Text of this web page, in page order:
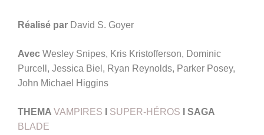
Réalisé par David S. Goyer
Avec Wesley Snipes, Kris Kristofferson, Dominic
Purcell, Jessica Biel, Ryan Reynolds, Parker Posey,
John Michael Higgins
THEMA VAMPIRES SUPER-HÉROS
SAGA
BLADE